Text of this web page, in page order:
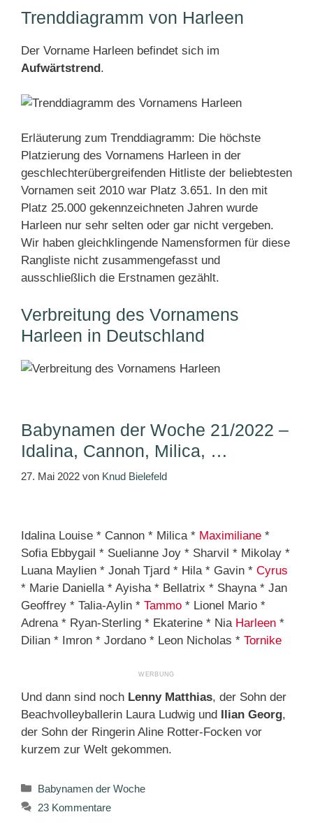
Trenddiagramm von Harleen
Der Vorname Harleen befindet sich im
Aufwärtstrend.
Erläuterung zum Trenddiagramm: Die höchste
Platzierung des Vornamens Harleen in der
geschlechterübergreifenden Hitliste der beliebtesten
Vornamen seit 2010 war Platz 3.651. In den mit
Platz 25.000 gekennzeichneten Jahren wurde
Harleen nur sehr selten oder gar nicht vergeben.
Wir haben gleichklingende Namensformen für diese
Rangliste nicht zusammengefasst und
ausschließlich die Erstnamen gezählt.
Verbreitung des Vornamens
Harleen in Deutschland
Babynamen der Woche 21/2022 –
Idalina, Cannon, Milica, …
27. Mai 2022 von Knud Bielefeld
Idalina Louise * Cannon * Milica * Maximiliane *
Sofia Ebbygail * Suelianne Joy * Sharvil * Mikolay *
Luana Maylien * Jonah Tjard * Hila * Gavin * Cyrus
* Marie Daniella * Ayisha * Bellatrix * Shayna * Jan
Geoffrey * Talia-Aylin * Tammo * Lionel Mario *
Adrena * Ryan-Sterling * Ekaterine * Nia Harleen *
Dilian * Imron * Jordano * Leon Nicholas * Tornike
Und dann sind noch Lenny Matthias, der Sohn der
Beachvolleyballerin Laura Ludwig und Ilian Georg,
der Sohn der Ringerin Aline Rotter-Focken vor
kurzem zur Welt gekommen.
Kategorien
Babynamen der Woche
23 Kommentare